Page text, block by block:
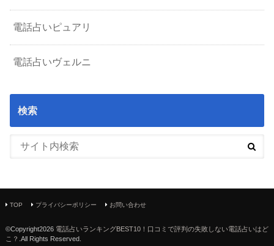
電話占いピュアリ
電話占いヴェルニ
検索
TOP プライバシーポリシー お問い合わせ
©Copyright2026 電話占いランキングBEST10！口コミで評判の失敗しない電話占いはど
こ？ .All Rights Reserved.